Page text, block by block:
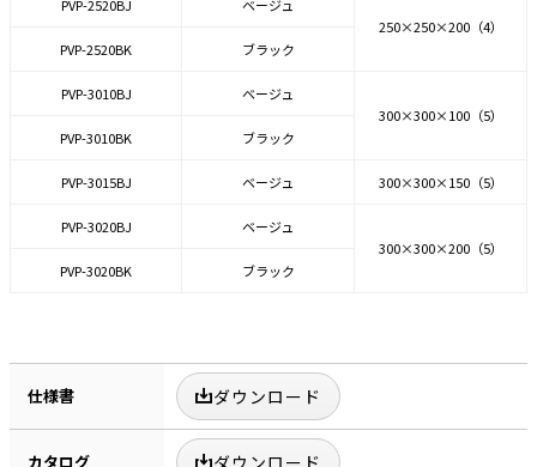
PVP-2520BJ
ベージュ
250×250×200（4）
PVP-2520BK
ブラック
PVP-3010BJ
ベージュ
300×300×100（5）
PVP-3010BK
ブラック
PVP-3015BJ ベージュ 300×300×150（5）
PVP-3020BJ
ベージュ
300×300×200（5）
PVP-3020BK
ブラック
仕様書 ダウンロード
カタログ